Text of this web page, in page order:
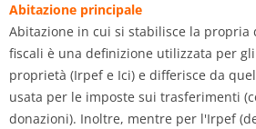
Abitazione principale
Abitazione in cui si stabilisce la propria
fiscali è una definizione utilizzata per
proprietà (Irpef e Ici) e differisce da
usata per le imposte sui trasferimenti
donazioni). Inoltre, mentre per l'Irpef